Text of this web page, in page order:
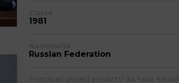
1981
Russian Federation